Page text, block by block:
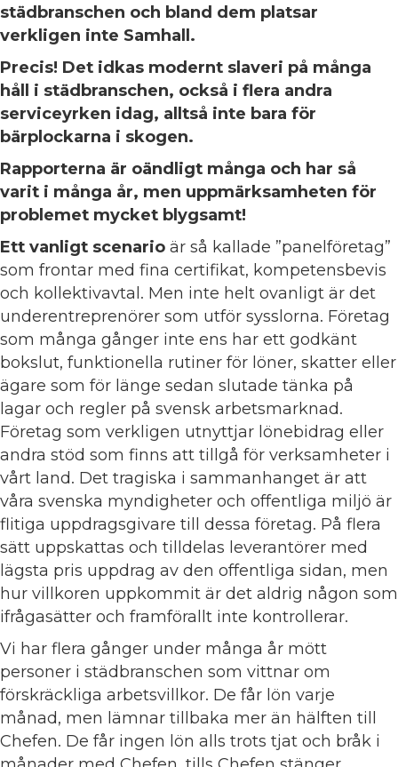
städbranschen och bland dem platsar
verkligen inte Samhall.
Precis! Det idkas modernt slaveri på många
håll i städbranschen, också i flera andra
serviceyrken idag, alltså inte bara för
bärplockarna i skogen.
Rapporterna är oändligt många och har så
varit i många år, men uppmärksamheten för
problemet mycket blygsamt!
Ett vanligt scenario är så kallade ”panelföretag”
som frontar med fina certifikat, kompetensbevis
och kollektivavtal. Men inte helt ovanligt är det
underentreprenörer som utför sysslorna. Företag
som många gånger inte ens har ett godkänt
bokslut, funktionella rutiner för löner, skatter eller
ägare som för länge sedan slutade tänka på
lagar och regler på svensk arbetsmarknad.
Företag som verkligen utnyttjar lönebidrag eller
andra stöd som finns att tillgå för verksamheter i
vårt land. Det tragiska i sammanhanget är att
våra svenska myndigheter och offentliga miljö är
flitiga uppdragsgivare till dessa företag. På flera
sätt uppskattas och tilldelas leverantörer med
lägsta pris uppdrag av den offentliga sidan, men
hur villkoren uppkommit är det aldrig någon som
ifrågasätter och framförallt inte kontrollerar.
Vi har flera gånger under många år mött
personer i städbranschen som vittnar om
förskräckliga arbetsvillkor. De får lön varje
månad, men lämnar tillbaka mer än hälften till
Chefen. De får ingen lön alls trots tjat och bråk i